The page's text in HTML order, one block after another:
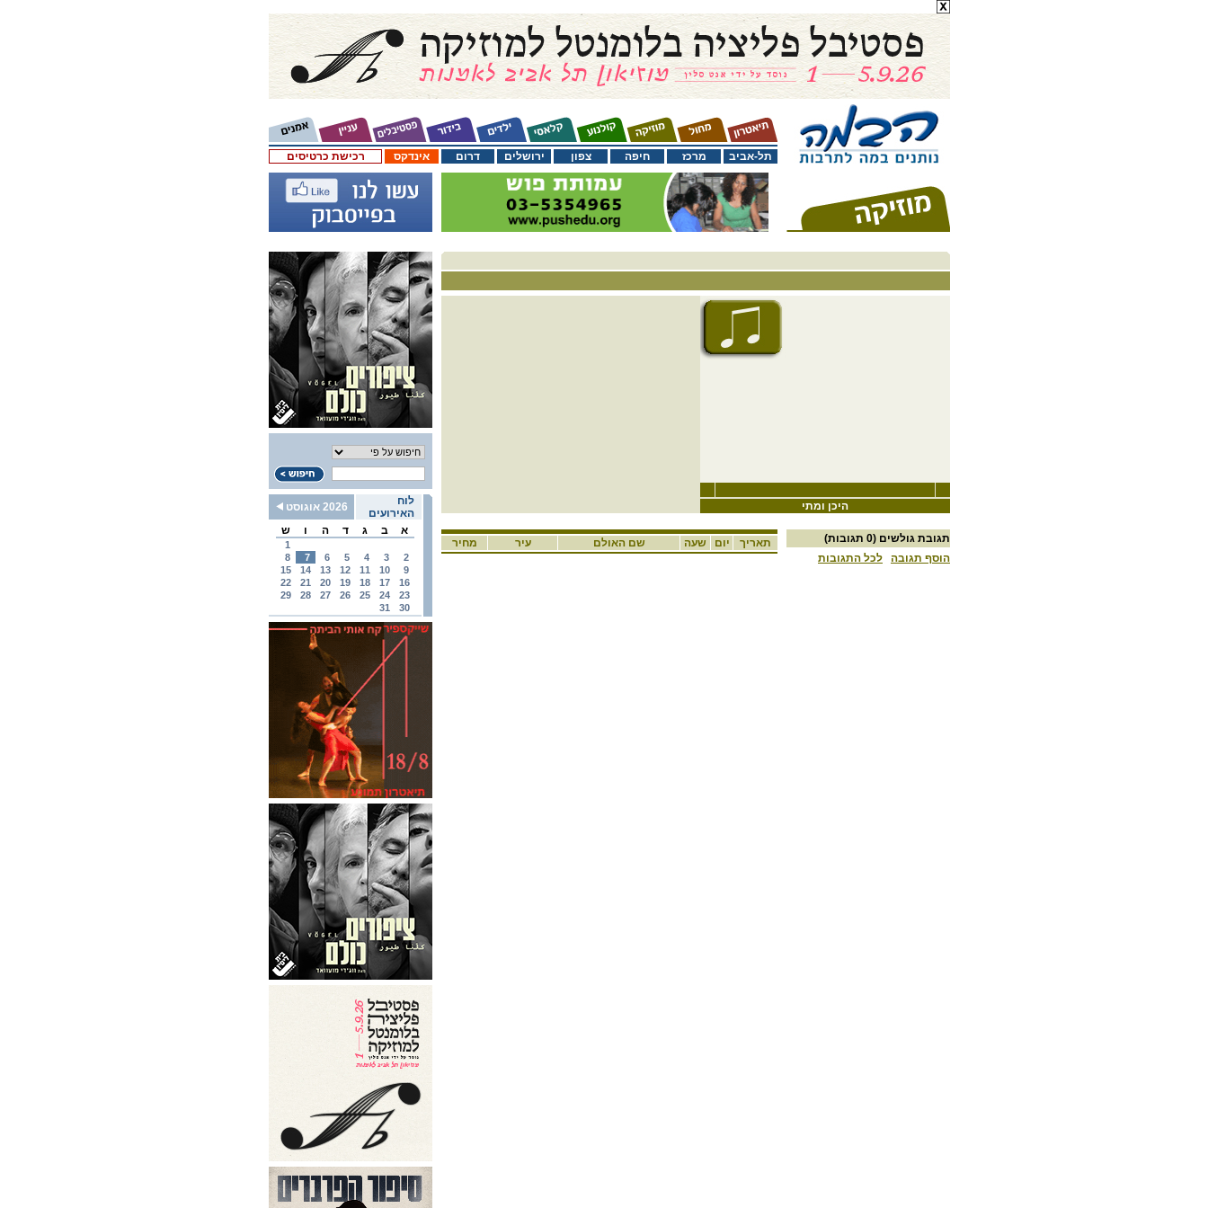
רכישת כרטיסים אינדקס דרום ירושלים צפון חיפה מרכז תל-אביב
לוח
האירועים
2026 אוגוסט
א
ב ג ד ה ו ש
1
2
3
4
5
6
7
8
9
10
11
12
13
14
15
16
17
18
19
20
21
22
23
24
25
26
27
28
29
30
31
היכן ומתי
מחיר עיר שם האולם שעה יום תאריך תגובת גולשים (0 תגובות)
הוסף תגובה
לכל התגובות